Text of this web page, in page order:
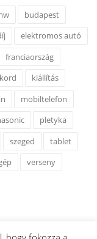
budapest
elektromos autó
franciaország
kiállítás
mobiltelefon
pletyka
szeged
tablet
verseny